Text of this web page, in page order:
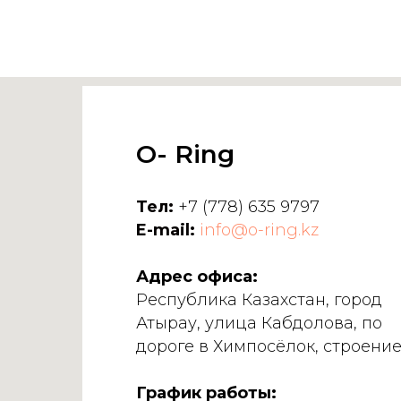
O- Ring
Тел: +7 (778) 635 9797
E-mail: info@o-ring.kz
Адрес офиса:
Республика Казахстан, город
Атырау, улица Кабдолова, по
дороге в Химпосёлок,
График работы: